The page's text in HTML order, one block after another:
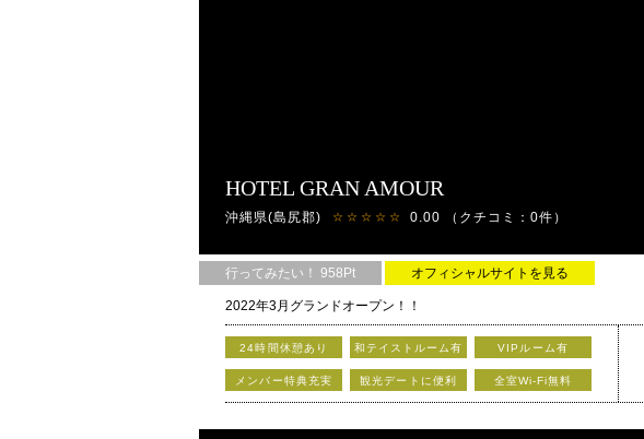
HOTEL GRAN AMOUR
沖縄県(島尻郡) ☆☆☆☆☆ 0.00 （クチコミ：0件）
行ってみたい！ 958Pt オフィシャルサイトを見る
2022年3月グランドオープン！！
ラグジュアリーな空間で癒しのひとときを !!
24時間休憩あり 和テイストルーム有 VIPルーム有
メンバー特典充実 観光デートに便利 全室Wi-Fi無料